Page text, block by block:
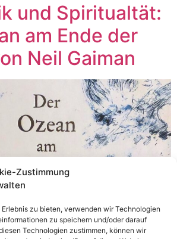
Zustimmung
zu bieten, verwenden wir Technologien
zu speichern und/oder darauf
Technologien zustimmen, können wir
und Spiritualtät:
am Ende der
Neil Gaiman